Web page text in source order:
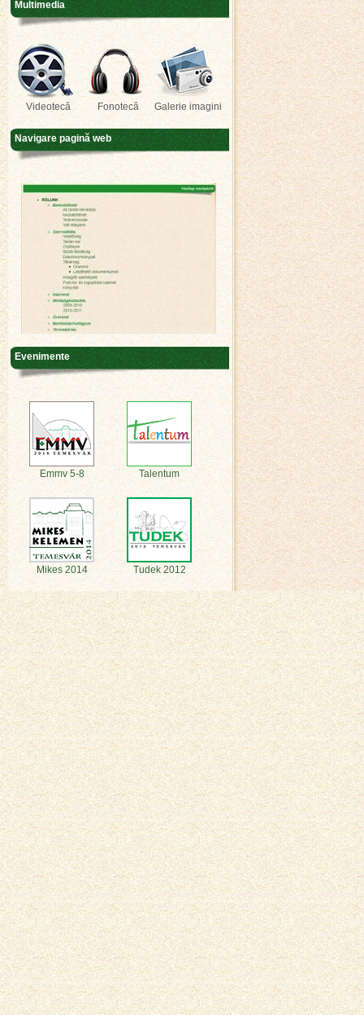
Multimedia
Videotecă Fonotecă Galerie imagini
Navigare pagină web
Evenimente
Emmv 5-8 Talentum
Mikes 2014 Tudek 2012